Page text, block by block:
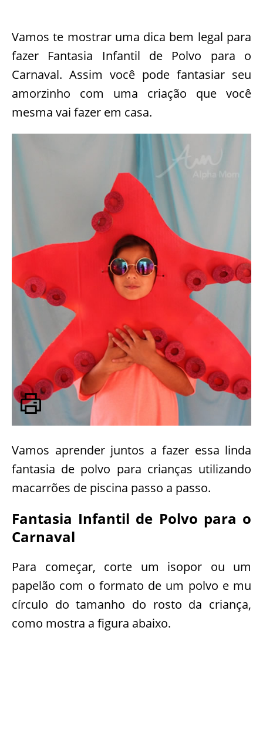
Vamos te mostrar uma dica bem legal para
fazer Fantasia Infantil de Polvo para o
Carnaval. Assim você pode fantasiar seu
amorzinho com uma criação que você
mesma vai fazer em casa.
Vamos aprender juntos a fazer essa linda
fantasia de polvo para crianças utilizando
macarrões de piscina passo a passo.
Fantasia Infantil de Polvo para o
Carnaval
Para começar, corte um isopor ou um
papelão com o formato de um polvo e mu
círculo do tamanho do rosto da criança,
como mostra a figura abaixo.